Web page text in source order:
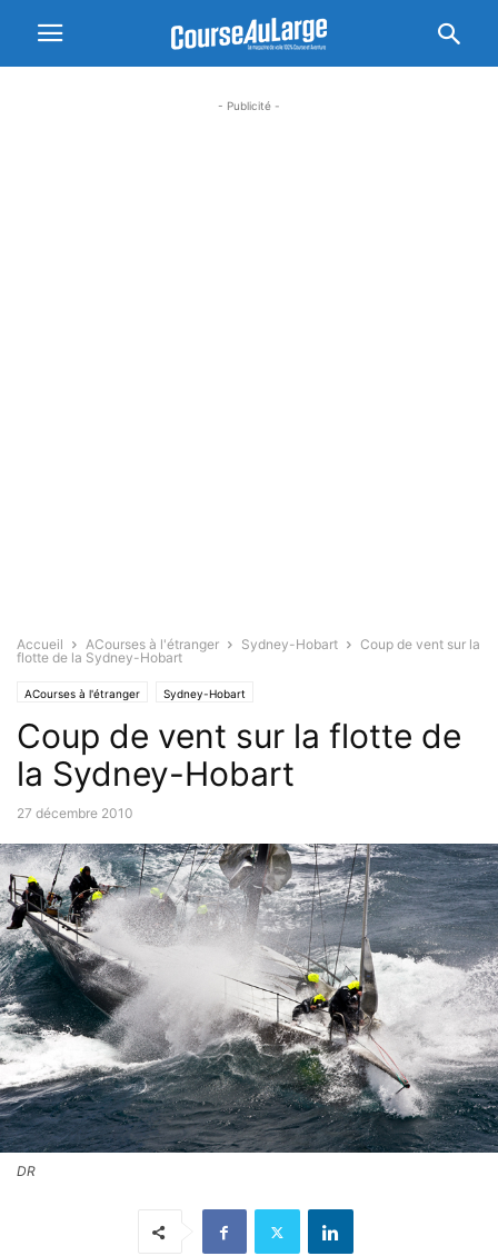
- Publicité -
Accueil ACourses à l'étranger Sydney-Hobart
Coup de vent sur la
flotte de la Sydney-Hobart
ACourses à l'étranger Sydney-Hobart
Coup de vent sur la flotte de
la Sydney-Hobart
27 décembre 2010
DR